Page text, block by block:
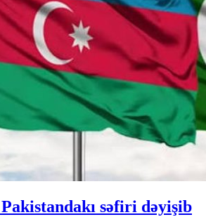
səfiri dəyişib